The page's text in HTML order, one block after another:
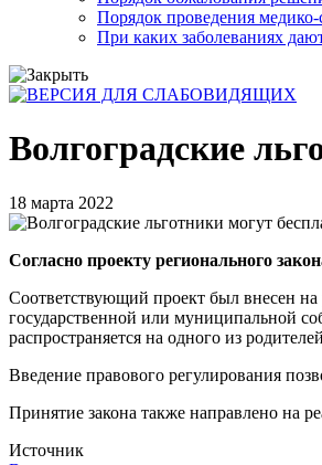
Порядок проведения
При каких заболеваниях
Волгоградские
18 марта 2022
Согласно проекту регионального
Соответствующий проект был внесен на
государственной или муниципальной
распространяется на одного из
Введение правового регулирования
Принятие закона также направлено на
Источник